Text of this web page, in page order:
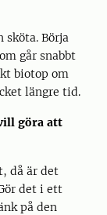
sköta. Börja
går snabbt
biotop om
längre tid.
göra att
då är det
det i ett
på den